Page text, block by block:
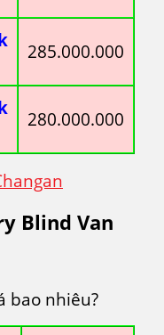
285.000.000
280.000.000
Blind Van
bao nhiêu?